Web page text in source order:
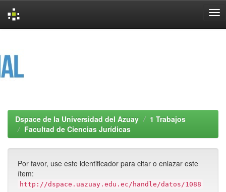
Dspace de la Universidad del Azuay
1 Trabajos
Facultad de Ciencias Jurídicas
Por favor, use este identificador para citar o enlazar este
ítem:
http://dspace.uazuay.edu.ec/handle/datos/1088